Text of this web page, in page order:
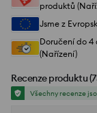
produktů
Jsme z
Doručení do 4
(Nařízení)
Recenze produktu(
Všechny recenze